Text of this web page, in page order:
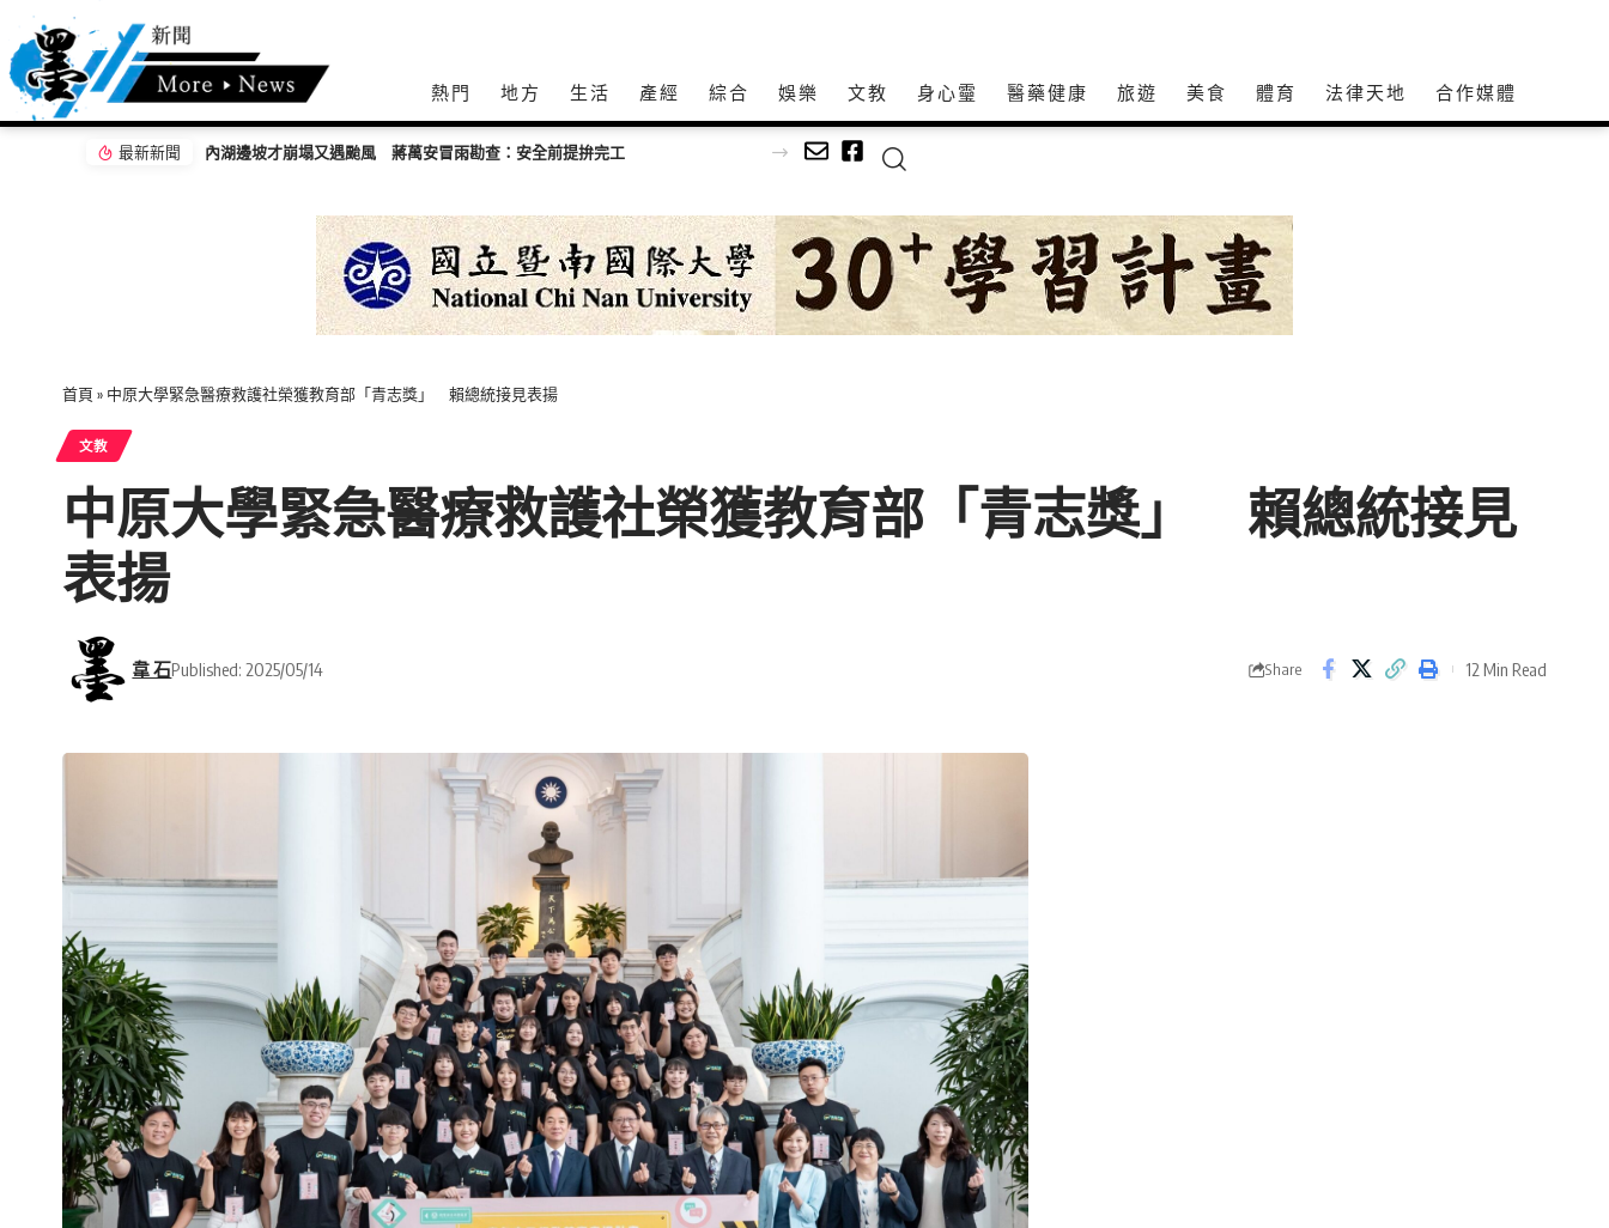
熱門 地方 生活 產經 綜合 娛樂 文教 身心𩆜 醫藥健康 旅遊 美食 體育 法律天地 合作媒體
最新新聞
內湖邊坡才崩塌又遇颱風 蔣萬安冒雨勘查：安全前提拚完工
首頁 » 中原大學緊急醫療救護社榮獲教育部「青志獎」 賴總統接見表揚
文教
中原大學緊急醫療救護社榮獲教育部「青志獎」 賴總統接見
表揚
韋 石Published: 2025/05/14 Share 12 Min Read